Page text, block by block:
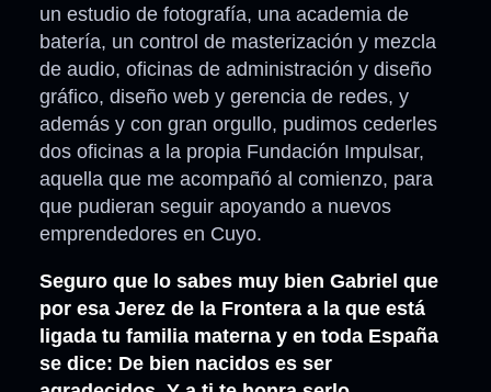
un estudio de fotografía, una academia de
batería, un control de masterización y mezcla
de audio, oficinas de administración y diseño
gráfico, diseño web y gerencia de redes, y
además y con gran orgullo, pudimos cederles
dos oficinas a la propia Fundación Impulsar,
aquella que me acompañó al comienzo, para
que pudieran seguir apoyando a nuevos
emprendedores en Cuyo.
Seguro que lo sabes muy bien Gabriel que
por esa Jerez de la Frontera a la que está
ligada tu familia materna y en toda España
se dice: De bien nacidos es ser